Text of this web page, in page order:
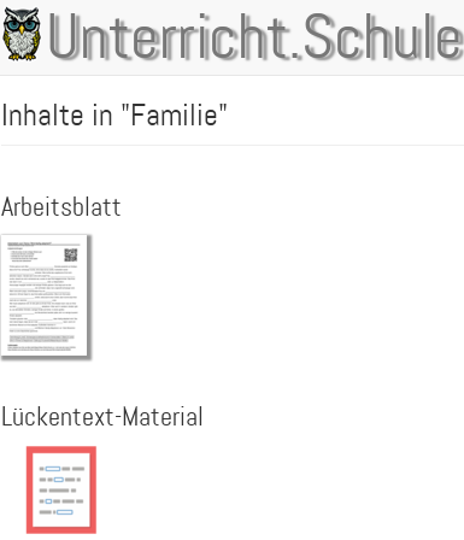
Unterricht.Schule
Main
navigation
Inhalte in "Familie"
Arbeitsblatt
Lückentext-Material